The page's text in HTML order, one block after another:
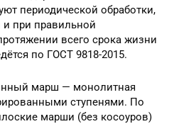
периодической обработки,
при правильной
всего срока жизни
по ГОСТ 9818-2015.
марш — монолитная
ступенями. По
марши (без косоуров)